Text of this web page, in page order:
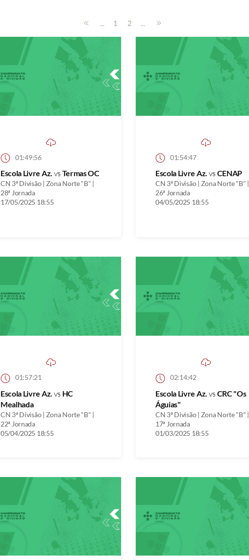
... 1 2 ...
01:49:56
Escola Livre Az. vs Termas OC
CN 3ª Divisão | Zona Norte "B" |
28ª Jornada
17/05/2025 18:55
01:54:47
Escola Livre Az. vs CENAP
CN 3ª Divisão | Zona Norte "B" |
26ª Jornada
04/05/2025 18:55
01:57:21
Escola Livre Az. vs HC
Mealhada
CN 3ª Divisão | Zona Norte "B" |
22ª Jornada
05/04/2025 18:55
02:14:42
Escola Livre Az. vs CRC "Os
Águias"
CN 3ª Divisão | Zona Norte "B" |
17ª Jornada
01/03/2025 18:55